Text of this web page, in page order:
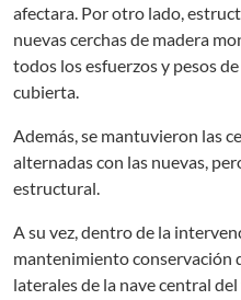
afectara. Por otro lado,
nuevas cerchas de madera
todos los esfuerzos y pesos
cubierta.
Además, se mantuvieron las
alternadas con las nuevas,
estructural.
A su vez, dentro de la
mantenimiento conservación
laterales de la nave central